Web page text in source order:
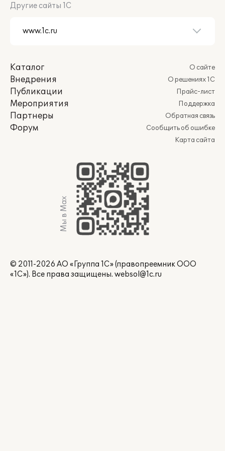
Другие сайты 1С
Каталог
Внедрения
Публикации
Мероприятия
Партнеры
Форум
О сайте
О решениях 1С
Прайс-лист
Поддержка
Обратная связь
Сообщить об ошибке
Карта сайта
Мы в Max
© 2011-2026 АО «Группа 1С» (правопреемник ООО
«1С»). Все права защищены. websol@1c.ru